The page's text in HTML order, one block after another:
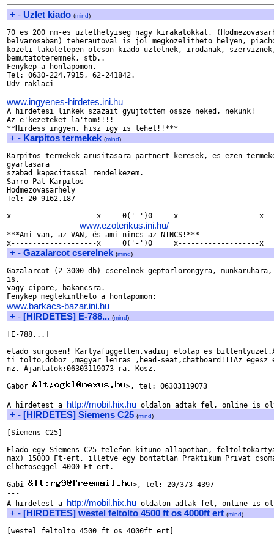
+ - Uzlet kiado (mind)
70 es 200 nm-es uzlethelyiseg nagy kirakatokkal,
belvarosaban) teherautoval is jol megkozelitheto helyen,
kozeli lakotelepen olcson kiado uzletnek, irodanak,
bemutatoteremnek, stb..
Fenykep a honlapomon.
Tel: 0630-224.7915, 62-241842.
Udv raklaci
www.ingyenes-hirdetes.ini.hu
A hirdetesi linkek szazait gyujtottem ossze neked, nekunk!
Az e'kezeteket la'tom!!!!
+ - Karpitos termekek (mind)
Karpitos termekek arusitasara partnert keresek, es ezen
gyartasara
szabad kapacitassal rendelkezem.
Sarro Pal Karpitos
Hodmezovasarhely
Tel: 20-9162.187
x--------------------x     0('-')0     x-------------------x
www.ezoterikus.ini.hu/
***Ami van, az VAN, és ami nincs az NINCS!***
+ - Gazalarcot cserelnek (mind)
Gazalarcot (2-3000 db) cserelnek geptorlorongyra,
is,
vagy cipore, bakancsra.
www.barkacs-bazar.ini.hu
+ - [HIRDETES] E-788... (mind)
[E-788...]
elado surgosen! Kartyafuggetlen,vadiuj elolap es
ti tolto,doboz ,magyar leiras ,head-seat,chatboard!!!Az egesz
nz. Ajanlatok:06303119073-ra. Kosz.
Gabor
>, tel: 06303119073
---
A hirdetest a http://mobil.hix.hu
+ - [HIRDETES] Siemens C25 (mind)
[Siemens C25]
Elado egy Siemens C25 telefon kituno allapotban,
max) 15000 Ft-ert, illetve egy bontatlan Praktikum Privat
elhetoseggel 4000 Ft-ert.
Gabi
>, tel: 20/373-4397
---
A hirdetest a http://mobil.hix.hu
+ - [HIRDETES] westel feltolto 4500 ft os 4000ft ert (mind)
[westel feltolto 4500 ft os 4000ft ert]